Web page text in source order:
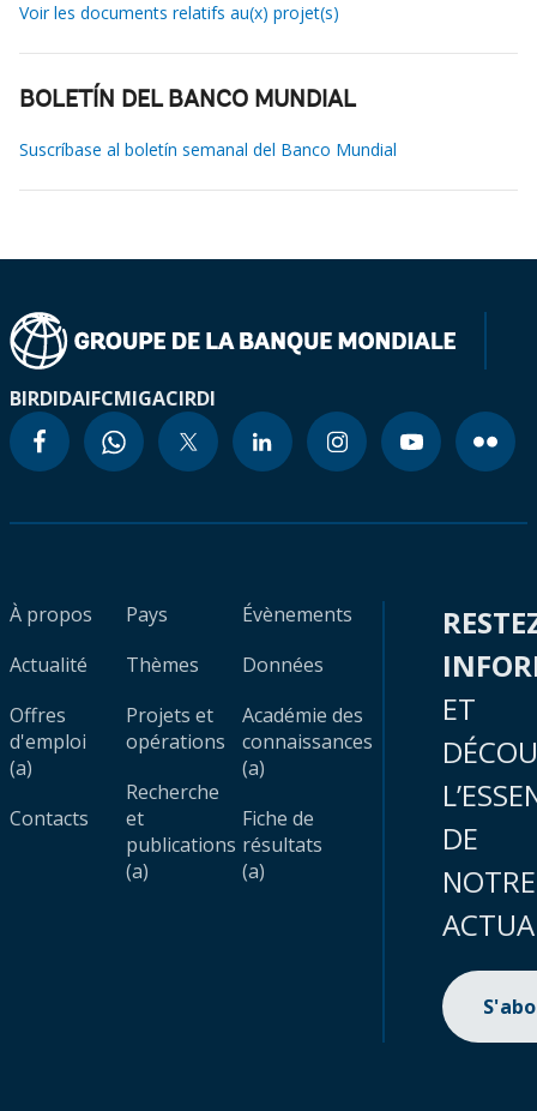
Voir les documents relatifs au(x) projet(s)
BOLETÍN DEL BANCO MUNDIAL
Suscríbase al boletín semanal del Banco Mundial
BIRDIDAIFCMIGACIRDI
À propos
Actualité
Offres
d'emploi
(a)
Contacts
Pays
Thèmes
Projets et
opérations
Recherche
et
publications
(a)
Évènements
Données
Académie des
connaissances
(a)
Fiche de
résultats
(a)
ET
DE
NOTRE